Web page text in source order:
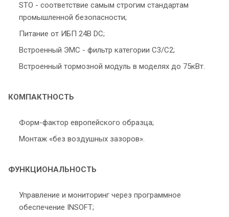
STO - соответствие самым строгим стандартам
промышленной безопасности;
Питание от ИБП 24В DC;
Встроенный ЭМС - фильтр категории С3/С2;
Встроенный тормозной модуль в моделях до 75кВт.
КОМПАКТНОСТЬ
Форм-фактор европейского образца;
Монтаж «без воздушных зазоров».
ФУНКЦИОНАЛЬНОСТЬ
Управление и мониторинг через программное
обеспечение INSOFT;